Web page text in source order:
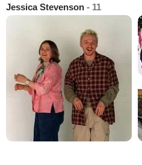
Jessica Stevenson - 11